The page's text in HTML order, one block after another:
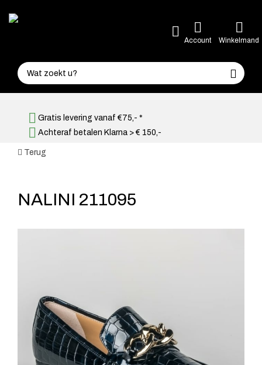
Account Winkelmand
Gratis levering vanaf €75,- *
Achteraf betalen Klarna > € 150,-
Terug
NALINI 211095